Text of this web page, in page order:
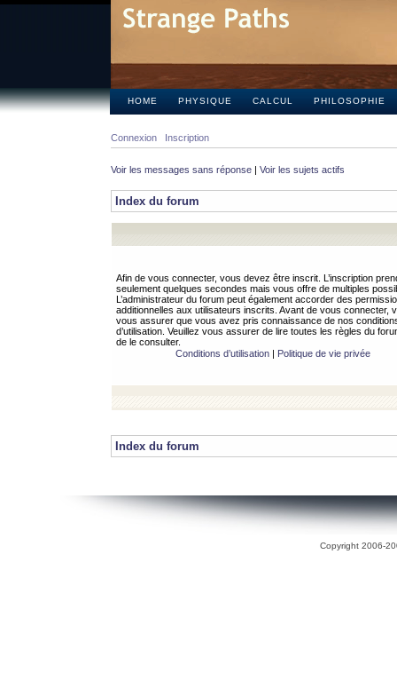
HOME PHYSIQUE CALCUL PHILOSOPHIE
Connexion Inscription
Voir les messages sans réponse | Voir les sujets actifs
Index du forum
Afin de vous connecter, vous devez être inscrit. L’inscription
seulement quelques secondes mais vous offre de multiples
L’administrateur du forum peut également accorder des
additionnelles aux utilisateurs inscrits. Avant de vous connecter,
vous assurer que vous avez pris connaissance de nos
d’utilisation. Veuillez vous assurer de lire toutes les règles du
de le consulter.
Conditions d’utilisation| Politique de vie privée
Index du forum
Copyright 2006-